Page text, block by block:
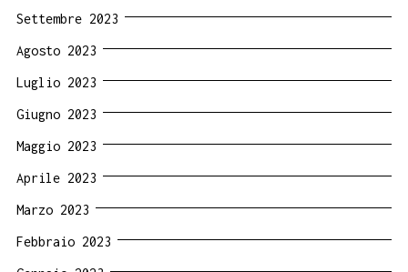
Settembre 2023
Agosto 2023
Luglio 2023
Giugno 2023
Maggio 2023
Aprile 2023
Marzo 2023
Febbraio 2023